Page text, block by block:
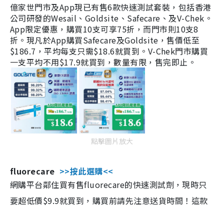
億家世門市及App現已有售6款快速測試套裝，包括香港
公司研發的Wesail、Goldsite、Safecare、及V-Chek。
App限定優惠，購買10支可享75折，而門市則10支8
折。現凡於App購買Safecare及Goldsite，售價低至
$186.7，平均每支只需$18.6就買到。V-Chek門市購買
一支平均不用$17.9就買到，數量有限，售完即止。
點擊圖片放大
fluorecare >>按此選購<<
網購平台鄰住買有售fluorecare的快速測試劑，現時只
要超低價$9.9就買到，購買前請先注意送貨時間！這款